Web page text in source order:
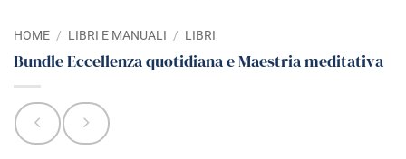
HOME / LIBRI E MANUALI / LIBRI
Bundle Eccellenza quotidiana e Maestria meditativa